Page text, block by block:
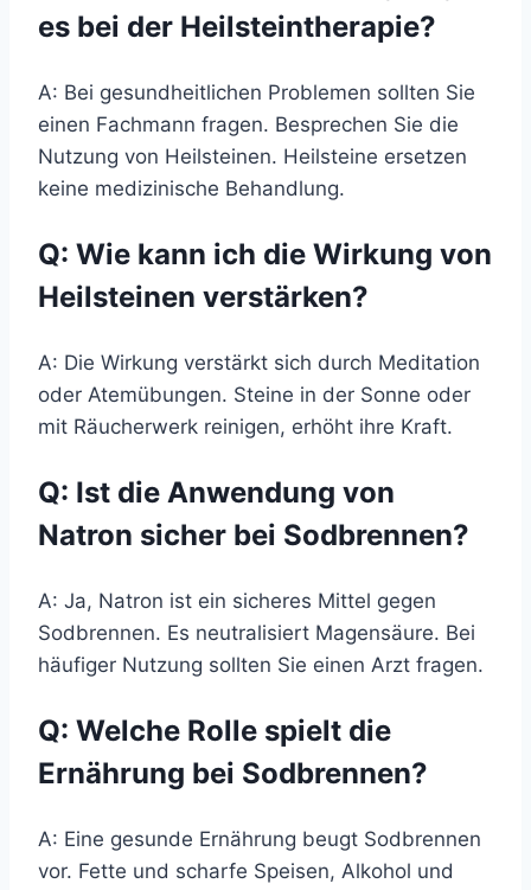
es bei der Heilsteintherapie?
A: Bei gesundheitlichen Problemen sollten Sie
einen Fachmann fragen. Besprechen Sie die
Nutzung von Heilsteinen. Heilsteine ersetzen
keine medizinische Behandlung.
Q: Wie kann ich die Wirkung von
Heilsteinen verstärken?
A: Die Wirkung verstärkt sich durch Meditation
oder Atemübungen. Steine in der Sonne oder
mit Räucherwerk reinigen, erhöht ihre Kraft.
Q: Ist die Anwendung von
Natron sicher bei Sodbrennen?
A: Ja, Natron ist ein sicheres Mittel gegen
Sodbrennen. Es neutralisiert Magensäure. Bei
häufiger Nutzung sollten Sie einen Arzt fragen.
Q: Welche Rolle spielt die
Ernährung bei Sodbrennen?
A: Eine gesunde Ernährung beugt Sodbrennen
vor. Fette und scharfe Speisen, Alkohol und